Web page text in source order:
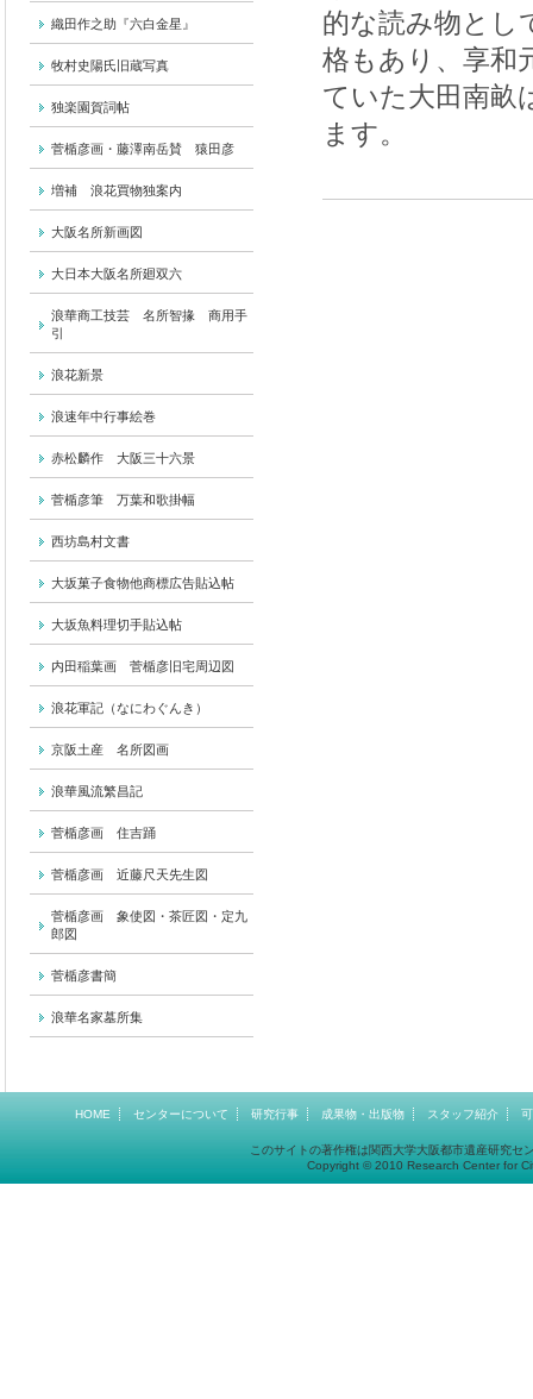
織田作之助『六白金星』
牧村史陽氏旧蔵写真
独楽園賀詞帖
菅楯彦画・藤澤南岳賛 猿田彦
増補 浪花買物独案内
大阪名所新画図
大日本大阪名所廻双六
浪華商工技芸 名所智掾 商用手
引
浪花新景
浪速年中行事絵巻
赤松麟作 大阪三十六景
菅楯彦筆 万葉和歌掛幅
西坊島村文書
大坂菓子食物他商標広告貼込帖
大坂魚料理切手貼込帖
内田稲葉画 菅楯彦旧宅周辺図
浪花軍記（なにわぐんき）
京阪土産 名所図画
浪華風流繁昌記
菅楯彦画 住吉踊
菅楯彦画 近藤尺天先生図
菅楯彦画 象使図・茶匠図・定九
郎図
菅楯彦書簡
浪華名家墓所集
的な読み物とし
格もあり、享和
ていた大田南畝
ます。
HOME センターについて 研究行事 成果物・出版物 スタッフ紹介
このサイトの著作権は関西大学大阪都市遺産研究
Copyright © 2010 Research Center for